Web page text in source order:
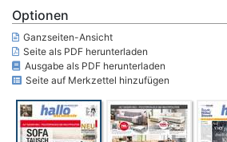
Optionen
Ganzseiten-Ansicht
Seite als PDF herunterladen
Ausgabe als PDF herunterladen
Seite auf Merkzettel hinzufügen